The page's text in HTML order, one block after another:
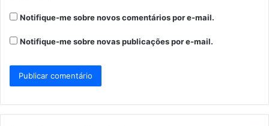
Notifique-me sobre novos comentários por e-mail.
Notifique-me sobre novas publicações por e-mail.